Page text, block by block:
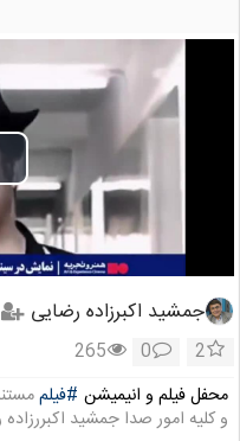
جمشید اکبرزاده رضایی
2
0
265
محفل فیلم و انیمیشن #فیلم
و کلیه امور صدا جمشید